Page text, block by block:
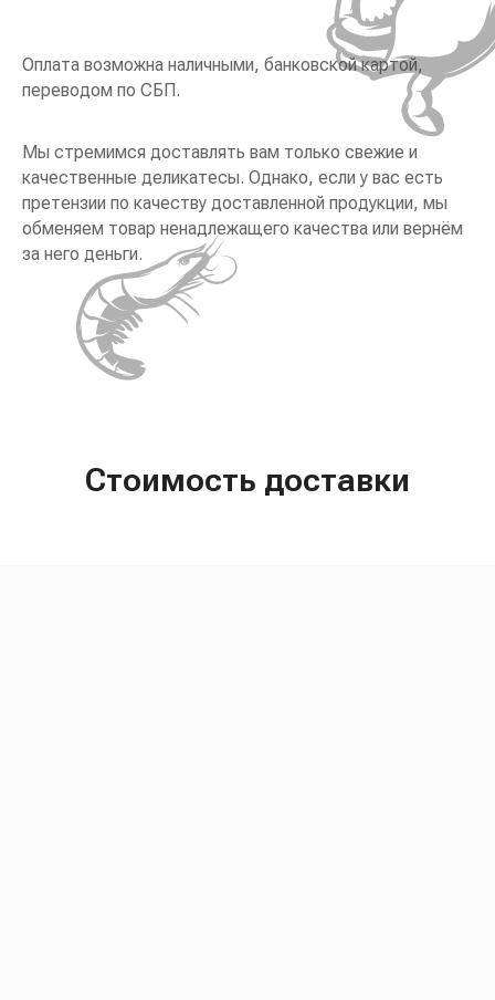
Оплата возможна наличными, банковской картой,
переводом по СБП.
Мы стремимся доставлять вам только свежие и
качественные деликатесы. Однако, если у вас есть
претензии по качеству доставленной продукции, мы
обменяем товар ненадлежащего качества или вернём
за него деньги.
Стоимость доставки